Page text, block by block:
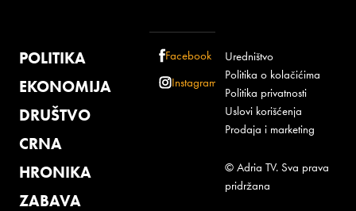
POLITIKA
EKONOMIJA
DRUŠTVO
CRNA
HRONIKA
ZABAVA
Facebook
Instagram
Uredništvo
Politika o kolačićima
Politika privatnosti
Uslovi korišćenja
Prodaja i marketing
© Adria TV. Sva prava
pridržana